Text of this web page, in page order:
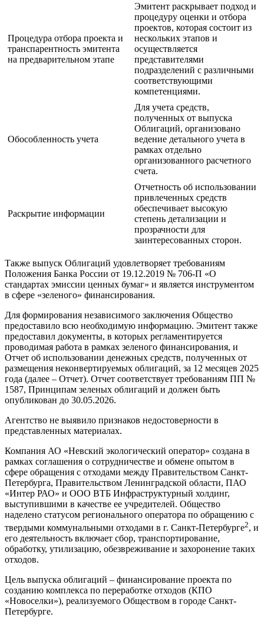
Процедура отбора проекта и
транспарентность эмитента
на предварительном этапе
Эмитент раскрывает подход и
процедуру оценки и отбора
проектов, которая состоит из
нескольких этапов и
осуществляется
представителями
подразделений с различными
соответствующими
компетенциями.
Обособленность учета
Для учета средств,
полученных от выпуска
Облигаций, организовано
ведение детального учета в
рамках отдельно
организованного расчетного
счета.
Раскрытие информации
Отчетность об использовании
привлеченных средств
обеспечивает высокую
степень детализации и
прозрачности для
заинтересованных сторон.
Также выпуск Облигаций удовлетворяет требованиям
Положения Банка России от 19.12.2019 № 706-П «О
стандартах эмиссии ценных бумаг» и является инструментом
в сфере «зеленого» финансирования.
Для формирования независимого заключения Общество
предоставило всю необходимую информацию. Эмитент также
предоставил документы, в которых регламентируется
проводимая работа в рамках зеленого финансирования, и
Отчет об использовании денежных средств, полученных от
размещения неконвертируемых облигаций, за 12 месяцев 2025
года (далее – Отчет). Отчет соответствует требованиям ПП №
1587, Принципам зеленых облигаций и должен быть
опубликован до 30.05.2026.
Агентство не выявило признаков недостоверности в
представленных материалах.
Компания АО «Невский экологический оператор» создана в
рамках соглашения о сотрудничестве и обмене опытом в
сфере обращения с отходами между Правительством Санкт-
Петербурга, Правительством Ленинградской области, ПАО
«Интер РАО» и ООО ВТБ Инфраструктурный холдинг,
выступившими в качестве ее учредителей. Общество
наделено статусом регионального оператора по обращению с
твердыми коммунальными отходами в г. Санкт-Петербурге2, и
его деятельность включает сбор, транспортирование,
обработку, утилизацию, обезвреживание и захоронение таких
отходов.
Цель выпуска облигаций – финансирование проекта по
созданию комплекса по переработке отходов (КПО
«Новоселки»), реализуемого Обществом в городе Санкт-
Петербурге.